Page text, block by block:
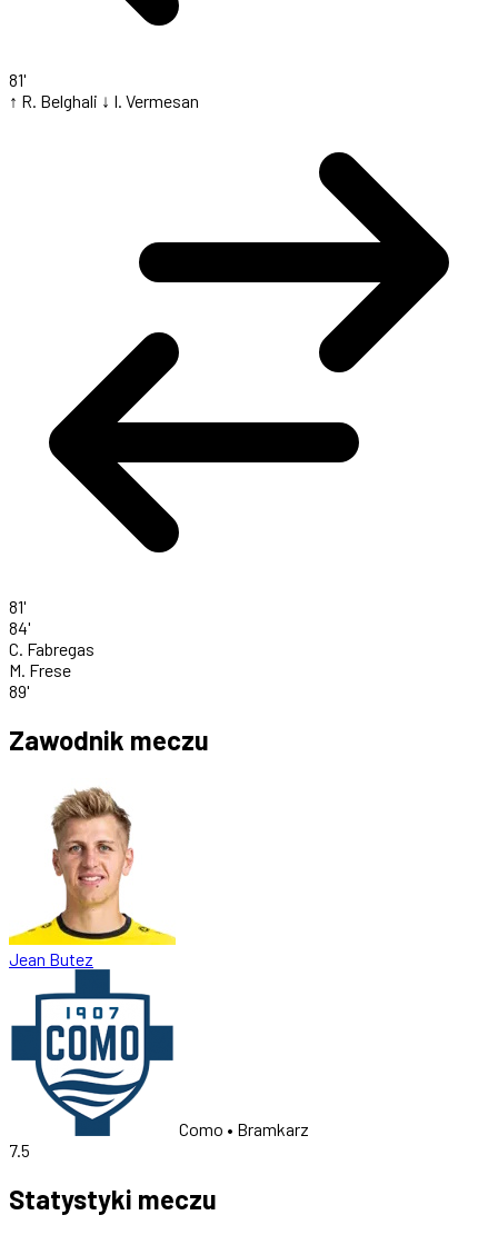
81'
↑ R. Belghali ↓ I. Vermesan
81'
84'
C. Fabregas
M. Frese
89'
Zawodnik meczu
Jean Butez
Como • Bramkarz
7.5
Statystyki meczu